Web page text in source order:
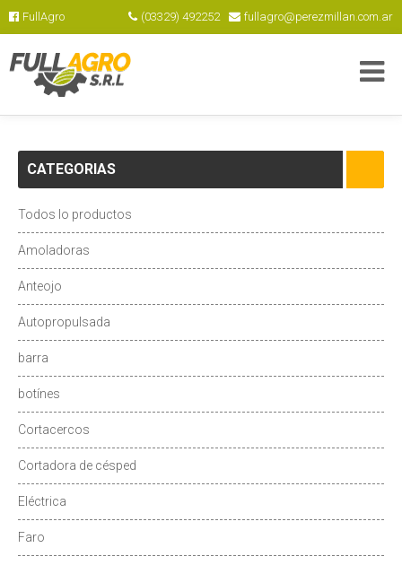
FullAgro (03329) 492252 fullagro@perezmillan.com.ar
CATEGORIAS
Todos lo productos
Amoladoras
Anteojo
Autopropulsada
barra
botínes
Cortacercos
Cortadora de césped
Eléctrica
Faro